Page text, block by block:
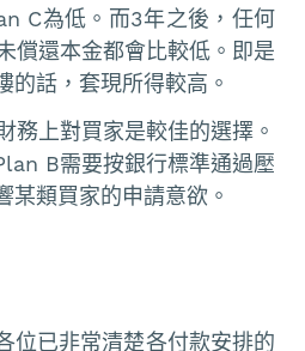
C為低。而3年之後，任何
償還本金都會比較低。即是
的話，套現所得較高。
務上對買家是較佳的選擇。
B需要按銀行標準通過壓
某類買家的申請意欲。
位已非常清楚各付款安排的